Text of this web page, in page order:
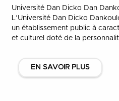
Université Dan Dicko Dan
L’Université Dan Dicko
un établissement public à
et culturel doté de la
EN SAVOIR PLUS